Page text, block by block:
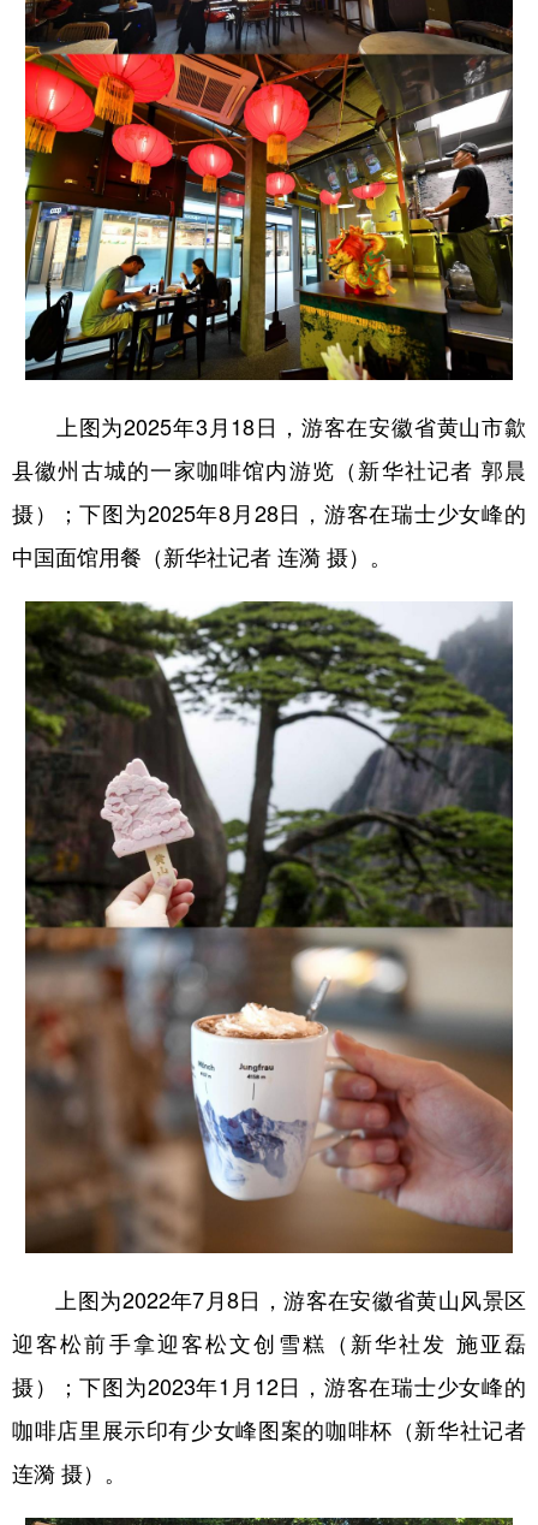
上图为2025年3月18日，游客在安徽省黄山市歙
县徽州古城的一家咖啡馆内游览（新华社记者 郭晨
摄）；下图为2025年8月28日，游客在瑞士少女峰的
中国面馆用餐（新华社记者 连漪 摄）。
上图为2022年7月8日，游客在安徽省黄山风景区
迎客松前手拿迎客松文创雪糕（新华社发 施亚磊
摄）；下图为2023年1月12日，游客在瑞士少女峰的
咖啡店里展示印有少女峰图案的咖啡杯（新华社记者
连漪 摄）。